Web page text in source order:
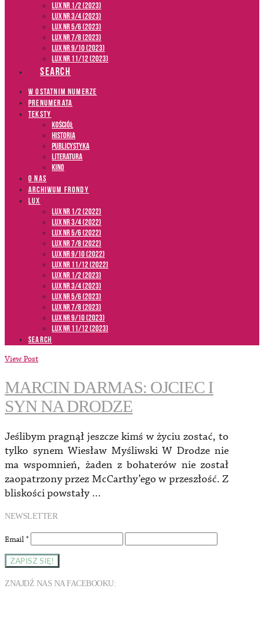
LUX NR 1/2 (2023)
LUX NR 3/4 (2023)
LUX NR 5/6 (2023)
LUX NR 7/8 (2023)
LUX NR 9/10 (2023)
LUX NR 11/12 (2023)
SEARCH
W OSTATNIM NUMERZE
PRENUMERATA
TEKSTY
Kościół
Historia
Publicystyka
Literatura
Kino
O NAS
ARCHIWUM FRONDY
LUX
LUX NR 1/2 (2022)
LUX NR 3/4 (2022)
LUX NR 5/6 (2022)
LUX NR 7/8 (2022)
LUX nr 9/10 (2022)
LUX NR 11/12 (2022)
LUX NR 1/2 (2023)
LUX NR 3/4 (2023)
LUX NR 5/6 (2023)
LUX NR 7/8 (2023)
LUX NR 9/10 (2023)
LUX NR 11/12 (2023)
SEARCH
View Post
MARCIN DARMAS: OJCIEC I
SYN NA DRODZE
Jeślibym pragnął jeszcze kimś w życiu zostać, to
tylko synem Wiesław Myśliwski W Drodze nie
ma wspomnień, żaden z bohaterów nie został
zaopatrzony przez McCarthy’ego w przeszłość. Z
bliskości powstały …
NEWSLETTER
Email*
ZNAJDŹ NAS NA FACEBOOKU: